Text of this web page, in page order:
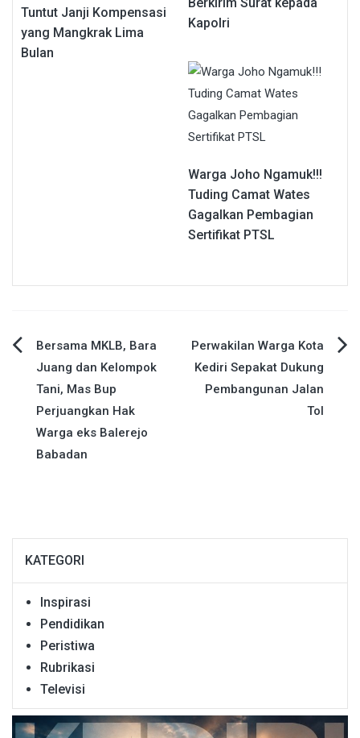
Tuntut Janji Kompensasi
yang Mangkrak Lima
Bulan
Berkirim Surat kepada
Kapolri
Warga Joho Ngamuk!!!
Tuding Camat Wates
Gagalkan Pembagian
Sertifikat PTSL
Navigasi
pos
Bersama MKLB, Bara
Juang dan Kelompok
Tani, Mas Bup
Perjuangkan Hak
Warga eks Balerejo
Babadan
Perwakilan Warga Kota
Kediri Sepakat Dukung
Pembangunan Jalan
Tol
KATEGORI
Inspirasi
Pendidikan
Peristiwa
Rubrikasi
Televisi